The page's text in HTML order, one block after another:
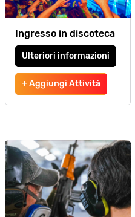
Ingresso in discoteca
Ulteriori informazioni
+ Aggiungi Attività